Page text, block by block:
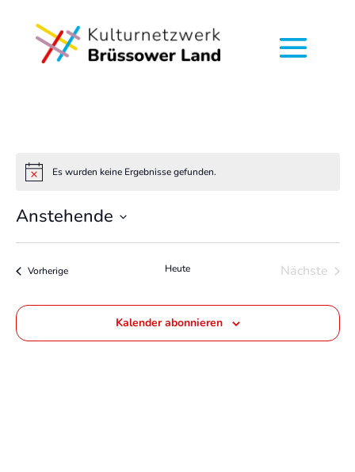
HinweisEs wurden keine Ergebnisse gefunden.
Anstehende
Datum
VorherigeVeranstaltungen Heute
Nächste
Kalender abonnieren